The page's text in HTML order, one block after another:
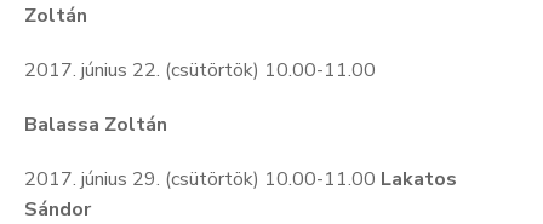
Zoltán
2017. június 22. (csütörtök) 10.00-11.00
Balassa Zoltán
2017. június 29. (csütörtök) 10.00-11.00 Lakatos
Sándor